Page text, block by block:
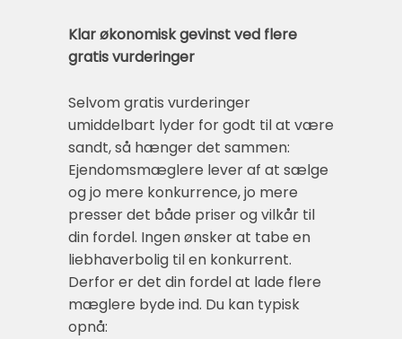
Klar økonomisk gevinst ved flere
gratis vurderinger
Selvom gratis vurderinger
umiddelbart lyder for godt til at være
sandt, så hænger det sammen:
Ejendomsmæglere lever af at sælge
og jo mere konkurrence, jo mere
presser det både priser og vilkår til
din fordel. Ingen ønsker at tabe en
liebhaverbolig til en konkurrent.
Derfor er det din fordel at lade flere
mæglere byde ind. Du kan typisk
opnå: